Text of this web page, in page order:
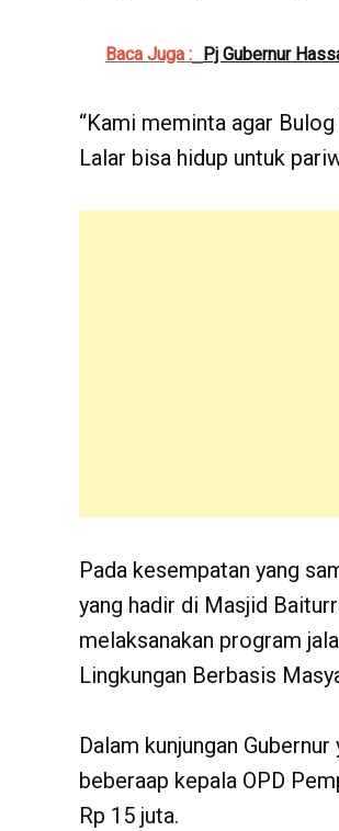
Baca Juga : Pj Gubernur
“Kami meminta agar
Lalar bisa hidup untuk
Pada kesempatan yang
yang hadir di Masjid
melaksanakan program
Lingkungan Berbasis
Dalam kunjungan
beberaap kepala OPD
Rp 15 juta.